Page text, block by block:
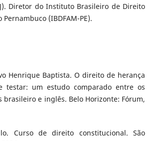
Diretor do Instituto Brasileiro de Direito
Pernambuco (IBDFAM-PE).
Henrique Baptista. O direito de herança
testar: um estudo comparado entre os
brasileiro e inglês. Belo Horizonte: Fórum,
Curso de direito constitucional. São